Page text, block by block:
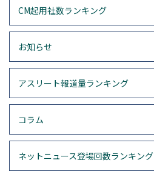
CM起用社数ランキング
お知らせ
アスリート報道量ランキング
コラム
ネットニュース登場回数ランキング